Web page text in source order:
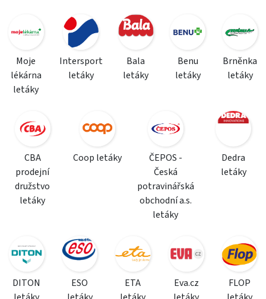
Moje
lékárna
letáky
Intersport
letáky
Bala
letáky
Benu
letáky
Brněnka
letáky
CBA
prodejní
družstvo
letáky
Coop letáky
ČEPOS -
Česká
potravinářská
obchodní a.s.
letáky
Dedra
letáky
DITON
ESO
ETA
Eva.cz
FLOP